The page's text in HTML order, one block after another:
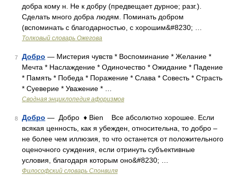
добра кому н. Не к добру (предвещает дурное; разг.).
Сделать много добра людям. Поминать добром
(вспоминать с благодарностью, с хорошим&#8230; …
Толковый словарь Ожегова
7 Добро — Мистерия чувств * Воспоминание * Желание *
Мечта * Наслаждение * Одиночество * Ожидание * Падение
* Память * Победа * Поражение * Слава * Совесть * Страсть
* Суеверие * Уважение * …
Сводная энциклопедия афоризмов
8 Добро — Добро ♦ Bien Все абсолютно хорошее. Если
всякая ценность, как я убежден, относительна, то добро –
не более чем иллюзия, то что останется от положительного
оценочного суждения, если отринуть субъективные
условия, благодаря которым оно&#8230; …
Философский словарь Спонвиля